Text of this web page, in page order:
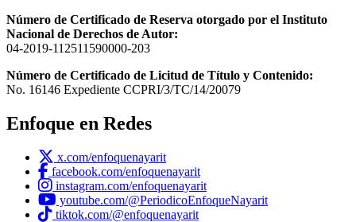
Número de Certificado de Reserva otorgado por el Instituto
Nacional de Derechos de Autor:
04-2019-112511590000-203
Número de Certificado de Licitud de Título y Contenido:
No. 16146 Expediente CCPRI/3/TC/14/20079
Enfoque en Redes
x.com/enfoquenayarit
facebook.com/enfoquenayarit
instagram.com/enfoquenayarit
youtube.com/@PeriodicoEnfoqueNayarit
tiktok.com/@enfoquenayarit